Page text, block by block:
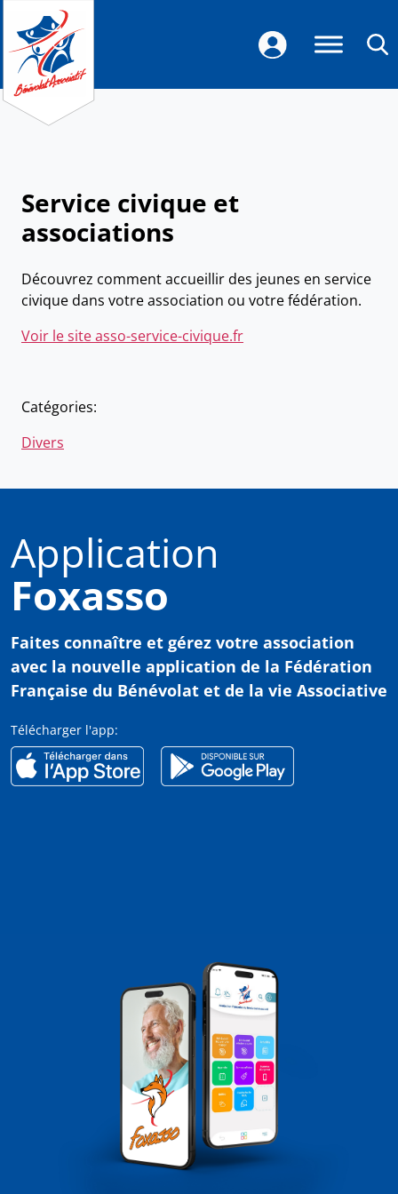
Service civique et
associations
Découvrez comment accueillir des jeunes en service
civique dans votre association ou votre fédération.
Voir le site asso-service-civique.fr
Catégories:
Divers
Application
Foxasso
Faites connaître et gérez votre association
avec la nouvelle application de la Fédération
Française du Bénévolat et de la vie Associative
Télécharger l'app: